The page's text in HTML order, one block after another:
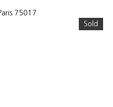
Sold